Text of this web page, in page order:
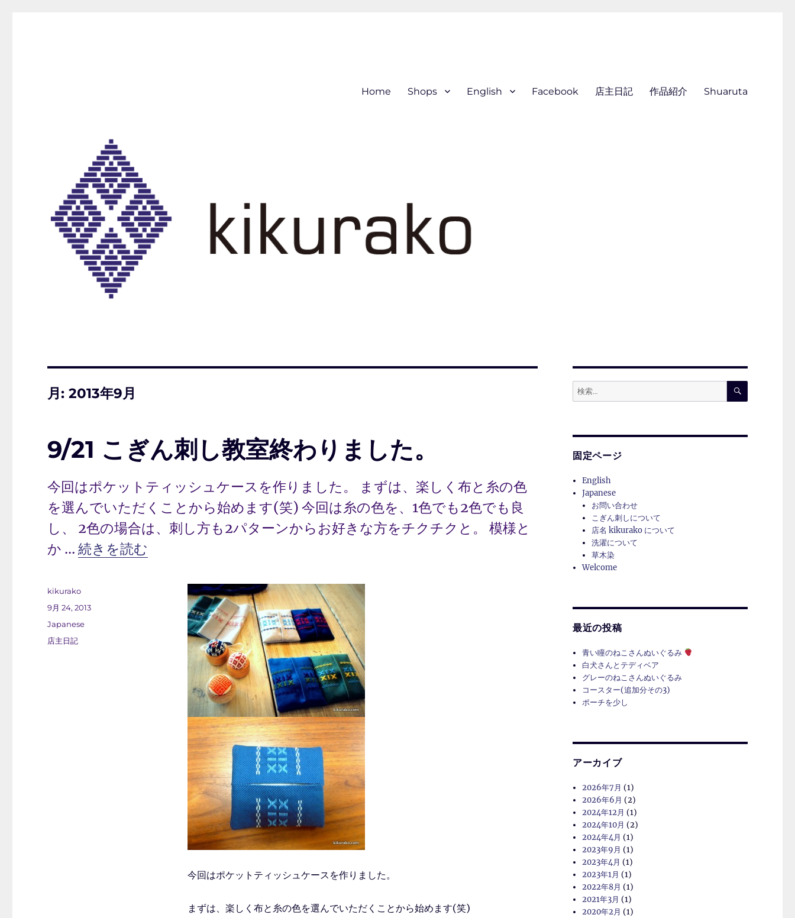
Home Shops English Facebook 店主日記 作品紹介 Shuaruta
月:2013年9月
9/21 こぎん刺し教室終わりました。
今回はポケットティッシュケースを作りました。 まずは、楽しく布と糸の色
を選んでいただくことから始めます(笑) 今回は糸の色を、1色でも2色でも良
し、 2色の場合は、刺し方も2パターンからお好きな方をチクチクと。 模様と
か …“9/21 こぎん刺し教室終わりました。” の
続きを読む
今回はポケットティッシュケースを作りました。
まずは、楽しく布と糸の色を選んでいただくことから始めます(笑)
投
稿
kikurako
投
9月 24, 2013
カ
テ
Japanese
タ
店主日記
検
索:
検
固定ページ
English
Japanese
お問い合わせ
こぎん刺しについて
店名 kikurako について
洗濯について
草木染
Welcome
最近の投稿
青い瞳のねこさんぬいぐるみ
白犬さんとテディベア
グレーのねこさんぬいぐるみ
コースター(追加分その3)
ポーチを少し
アーカイブ
2026年7月 (1)
2026年6月 (2)
2024年12月 (1)
2024年10月 (2)
2024年4月 (1)
2023年9月 (1)
2023年4月 (1)
2023年1月 (1)
2022年8月 (1)
2021年3月 (1)
2020年2月 (1)